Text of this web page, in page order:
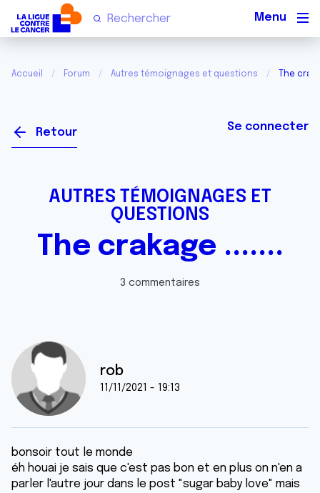
Accueil Forum Autres témoignages et questions The
Retour Se connecter
AUTRES TÉMOIGNAGES ET
QUESTIONS
The crakage .......
3 commentaires
rob
11/11/2021 - 19:13
bonsoir tout le monde
éh houai je sais que c'est pas bon et en plus on n'en a
parler l'autre jour dans le post "sugar baby love" mais